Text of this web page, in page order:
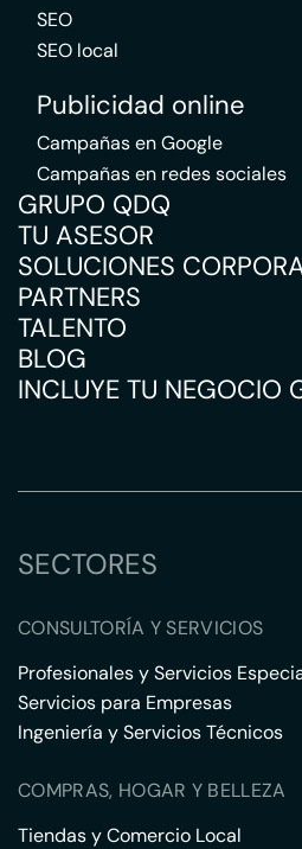
SEO
SEO local
Publicidad online
Campañas en Google
Campañas en redes sociales
GRUPO QDQ
TU ASESOR
SOLUCIONES
PARTNERS
TALENTO
BLOG
INCLUYE TU NEGOCIO
SECTORES
CONSULTORÍA Y SERVICIOS
Profesionales y Servicios
Servicios para Empresas
Ingeniería y Servicios Técnicos
COMPRAS, HOGAR Y BELLEZA
Tiendas y Comercio Local